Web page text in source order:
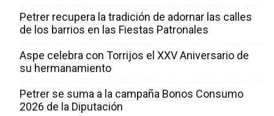
Petrer recupera la tradición de adornar las calles
de los barrios en las Fiestas Patronales
Aspe celebra con Torrijos el XXV Aniversario de
su hermanamiento
Petrer se suma a la campaña Bonos Consumo
2026 de la Diputación